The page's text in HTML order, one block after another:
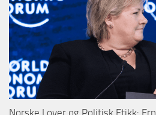
Norske Lover og Politisk Etikk: